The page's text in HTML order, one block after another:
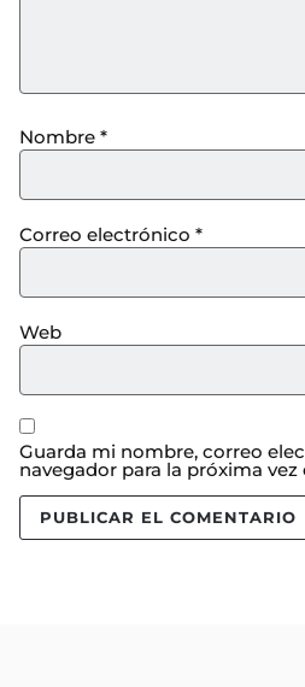
Nombre *
Correo electrónico *
Web
Guarda mi nombre, correo
navegador para la próxima